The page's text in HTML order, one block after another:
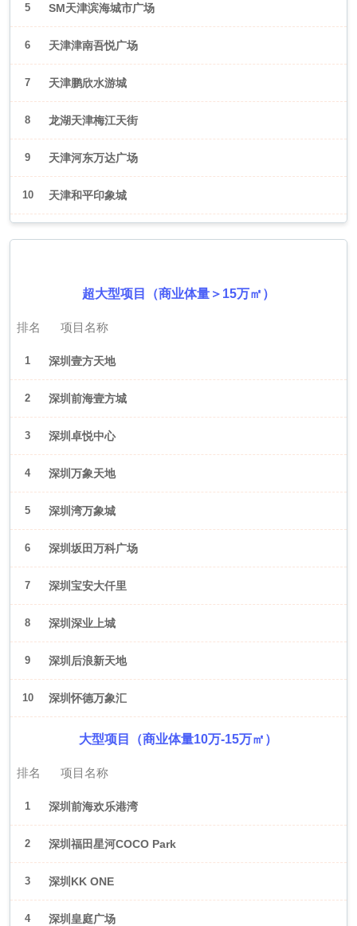
5 SM天津滨海城市广场
6 天津津南吾悦广场
7 天津鹏欣水游城
8 龙湖天津梅江天街
9 天津河东万达广场
10 天津和平印象城
超大型项目（商业体量＞15万㎡）
排名 项目名称
1 深圳壹方天地
2 深圳前海壹方城
3 深圳卓悦中心
4 深圳万象天地
5 深圳湾万象城
6 深圳坂田万科广场
7 深圳宝安大仟里
8 深圳深业上城
9 深圳后浪新天地
10 深圳怀德万象汇
大型项目（商业体量10万-15万㎡）
排名 项目名称
1 深圳前海欢乐港湾
2 深圳福田星河COCO Park
3 深圳KK ONE
4 深圳皇庭广场